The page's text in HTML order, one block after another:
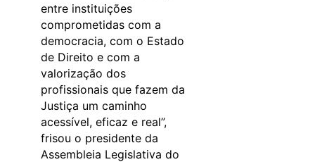
entre instituições
comprometidas com a
democracia, com o Estado
de Direito e com a
valorização dos
profissionais que fazem da
Justiça um caminho
acessível, eficaz e real”,
frisou o presidente da
Assembleia Legislativa do